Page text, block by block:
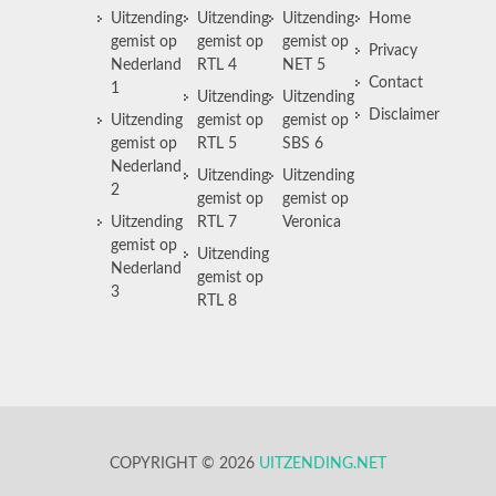
Uitzending
gemist op
Nederland
1
Uitzending
gemist op
Nederland
2
Uitzending
gemist op
Nederland
3
Uitzending
gemist op
RTL 4
Uitzending
gemist op
RTL 5
Uitzending
gemist op
RTL 7
Uitzending
gemist op
RTL 8
Uitzending
gemist op
NET 5
Uitzending
gemist op
SBS 6
Uitzending
gemist op
Veronica
Home
Privacy
Contact
Disclaimer
COPYRIGHT © 2026 UITZENDING.NET